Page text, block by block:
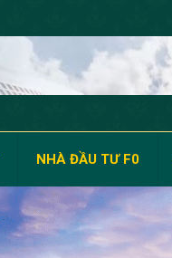
NHÀ ĐẦU TƯ F0